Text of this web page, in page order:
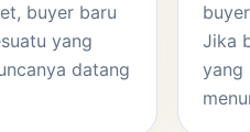
buyer baru
yang
datang
Jika
yang